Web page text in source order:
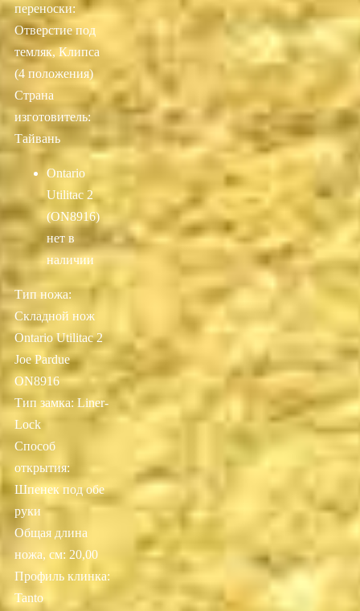
переноски:
Отверстие под
темляк, Клипса
(4 положения)
Страна
изготовитель:
Тайвань
Ontario
Utilitac 2
(ON8916)
нет в
наличии
Тип ножа:
Складной нож
Ontario Utilitac 2
Joe Pardue
ON8916
Тип замка: Liner-
Lock
Способ
открытия:
Шпенек под обе
руки
Общая длина
ножа, см: 20,00
Профиль клинка:
Tanto